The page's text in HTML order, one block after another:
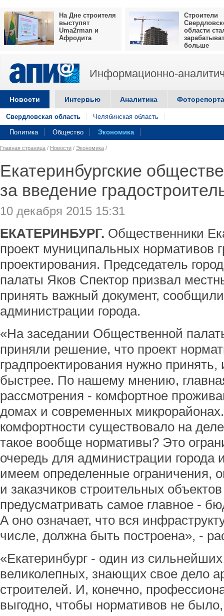
На Дне строителя
выступят
Uma2rman и
Афродита
Строители
области
больше
Информационно-
Новости Интервью Аналитика
Свердловская область Челябинская область
Политика Общество Экономика
Главная страница / Новости / Экономика /
Екатеринбургские
за введение
10 декабря 2015 15:31
ЕКАТЕРИНБУРГ. Общественники
проект муниципальных нормативов
проектирования. Председатель
палаты Яков Спектор призвал
принять важный документ,
администрации города.
«На заседании Общественной
приняли решение, что проект
градпроектирования нужно принять,
быстрее. По нашему мнению,
рассмотрения - комфортное
домах и современных
комфортности существовало на
такое вообще нормативы? Это
очередь для администрации города
имеем определенные ограничения,
и заказчиков строительных
предусматривать самое главное -
А оно означает, что вся
числе, должна быть построена», -
«Екатеринбург - один из
великолепных, знающих свое дело
строителей. И, конечно,
выгодно, чтобы нормативов не